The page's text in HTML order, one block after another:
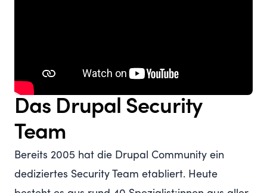
Das Drupal Security
Team
Bereits 2005 hat die Drupal Community ein
dediziertes Security Team etabliert. Heute